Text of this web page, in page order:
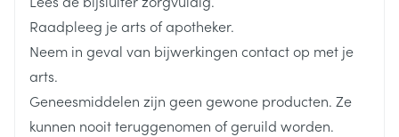
6 tot 12 jaar: 25 mg/dag, na een week 50 mg/dag (=
2,5 ml oplossing)
Dosisverandering in stappen van 50 mg met min. 1
week interval
Max. 200 mg/dag
Diepte 35 mm
Verpakking
60
Raadpleeg je arts of apotheker.
Neem in geval van bijwerkingen contact op met je
arts.
Geneesmiddelen zijn geen gewone producten. Ze
kunnen nooit teruggenomen of geruild worden.